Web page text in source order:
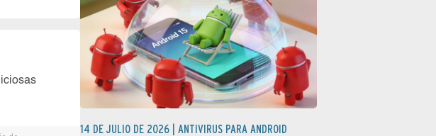
14 DE JULIO DE 2026 | ANTIVIRUS PARA ANDROID